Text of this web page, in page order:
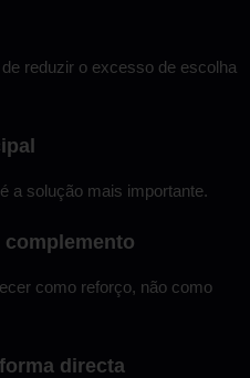
reduzir o excesso de escolha
a solução mais importante.
complemento
como reforço, não como
directa